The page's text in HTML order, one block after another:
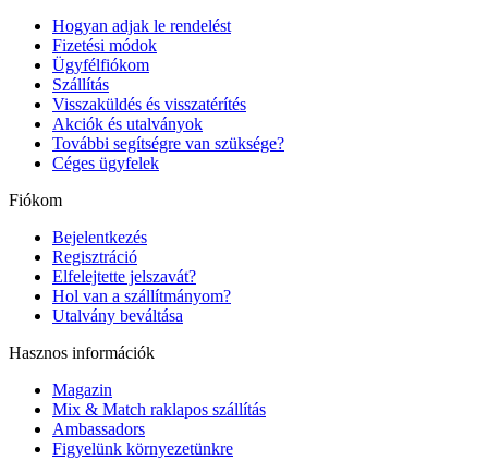
Hogyan adjak le rendelést
Fizetési módok
Ügyfélfiókom
Szállítás
Visszaküldés és visszatérítés
Akciók és utalványok
További segítségre van szüksége?
Céges ügyfelek
Fiókom
Bejelentkezés
Regisztráció
Elfelejtette jelszavát?
Hol van a szállítmányom?
Utalvány beváltása
Hasznos információk
Magazin
Mix & Match raklapos szállítás
Ambassadors
Figyelünk környezetünkre